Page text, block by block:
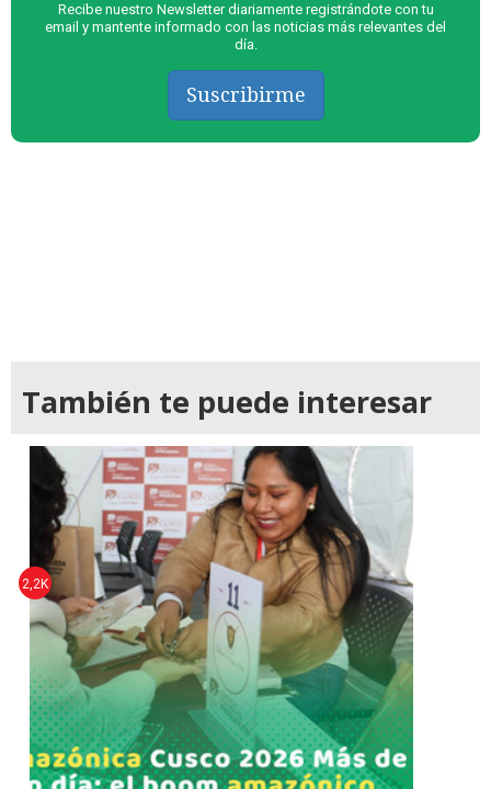
Recibe nuestro Newsletter diariamente registrándote con tu
email y mantente informado con las noticias más relevantes del
día.
Suscribirme
También te puede interesar
2,2K